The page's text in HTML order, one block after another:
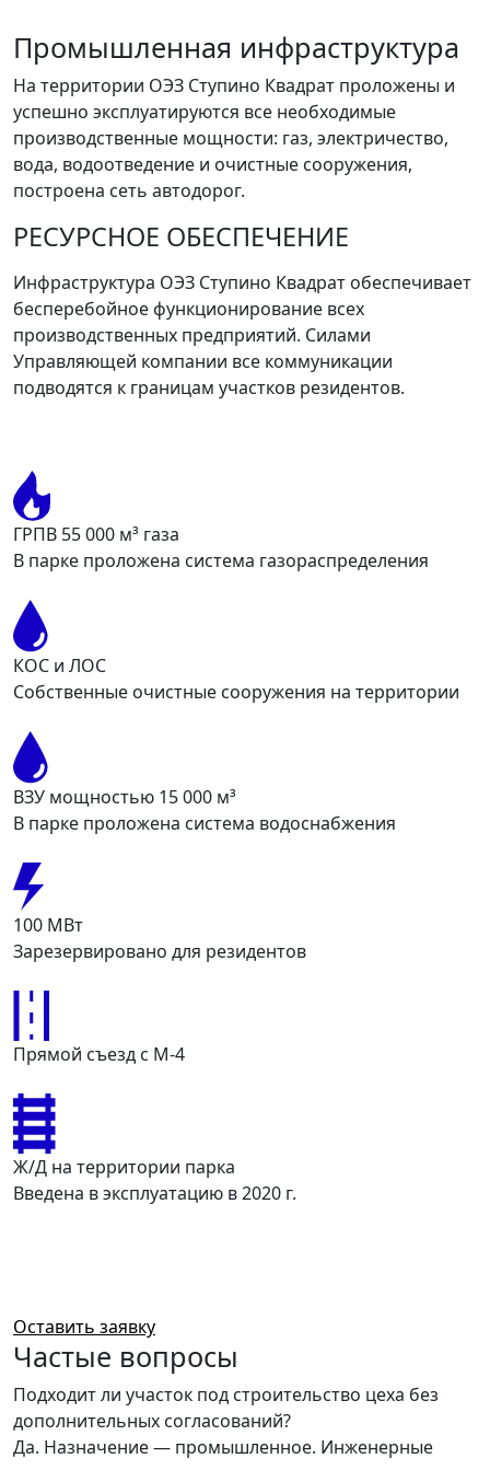
Промышленная инфраструктура
На территории ОЭЗ Ступино Квадрат проложены и
успешно эксплуатируются все необходимые
производственные мощности: газ, электричество,
вода, водоотведение и очистные сооружения,
построена сеть автодорог.
РЕСУРСНОЕ ОБЕСПЕЧЕНИЕ
Инфраструктура ОЭЗ Ступино Квадрат обеспечивает
бесперебойное функционирование всех
производственных предприятий. Силами
Управляющей компании все коммуникации
подводятся к границам участков резидентов.
ГРПВ 55 000 м³ газа
В парке проложена система газораспределения
КОС и ЛОС
Собственные очистные сооружения на территории
ВЗУ мощностью 15 000 м³
В парке проложена система водоснабжения
100 МВт
Зарезервировано для резидентов
Прямой съезд с М-4
Ж/Д на территории парка
Введена в эксплуатацию в 2020 г.
Оставить заявку
Частые вопросы
Подходит ли участок под строительство цеха без
дополнительных согласований?
Да. Назначение — промышленное. Инженерные